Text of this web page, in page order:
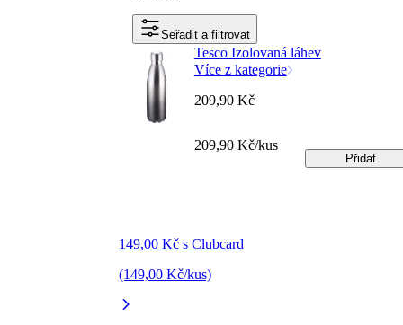
Seřadit a filtrovat
Tesco Izolovaná láhev
Více z kategorie
149,00 Kč s Clubcard
(149,00 Kč/kus)
209,90 Kč
209,90 Kč/kus
Přidat